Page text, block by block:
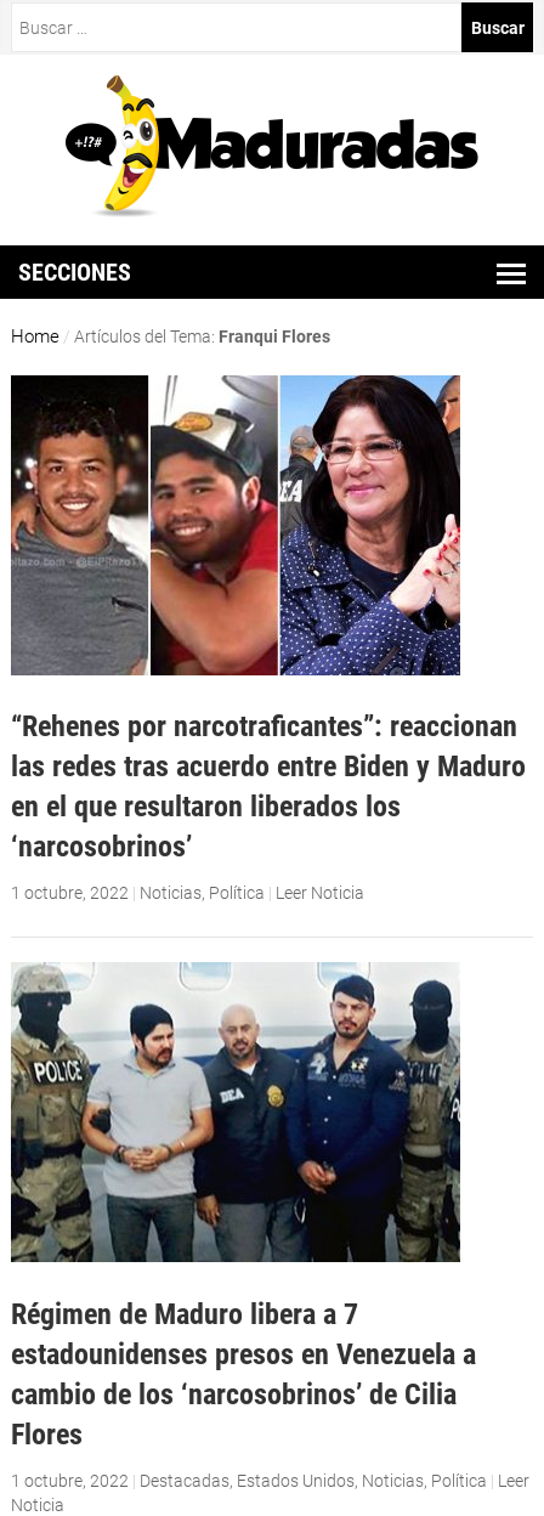
SECCIONES
Home / Artículos del Tema: Franqui Flores
“Rehenes por narcotraficantes”: reaccionan
las redes tras acuerdo entre Biden y Maduro
en el que resultaron liberados los
‘narcosobrinos’
1 octubre, 2022| Noticias, Política | Leer Noticia
Régimen de Maduro libera a 7
estadounidenses presos en Venezuela a
cambio de los ‘narcosobrinos’ de Cilia
Flores
1 octubre, 2022 | Destacadas, Estados Unidos, Noticias, Política | Leer
Noticia